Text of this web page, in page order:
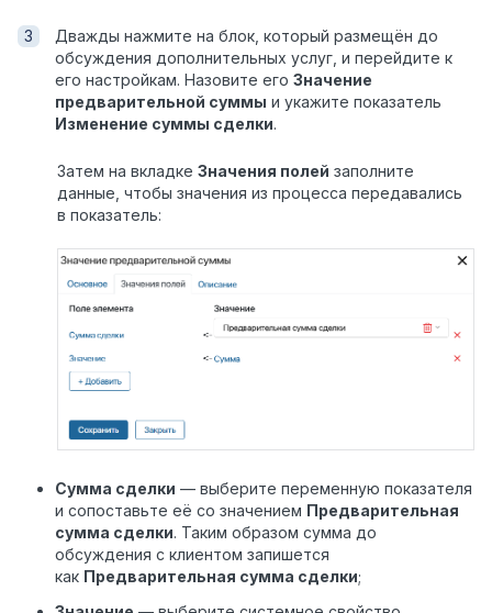
Дважды нажмите на блок, который размещён до
обсуждения дополнительных услуг, и перейдите к
его настройкам. Назовите его Значение
предварительной суммы и укажите показатель
Изменение суммы сделки.
Затем на вкладке Значения полей заполните
данные, чтобы значения из процесса передавались
в показатель:
Сумма сделки — выберите переменную показателя
и сопоставьте её со значением Предварительная
сумма сделки. Таким образом сумма до
обсуждения с клиентом запишется
как Предварительная сумма сделки;